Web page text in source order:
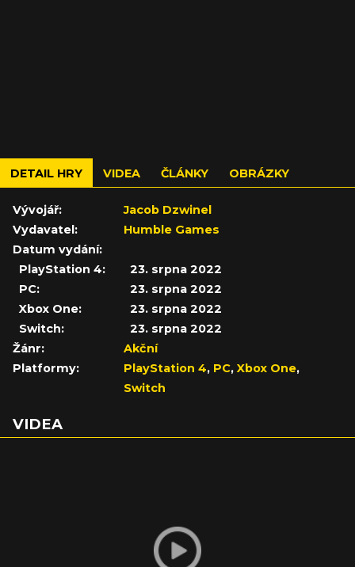
DETAIL HRY VIDEA ČLÁNKY OBRÁZKY
Vývojář:
Jacob Dzwinel
Vydavatel:
Humble Games
Datum vydání:
PlayStation 4:
23. srpna 2022
PC:
23. srpna 2022
Xbox One:
23. srpna 2022
Switch:
23. srpna 2022
Žánr:
Akční
Platformy:
PlayStation 4, PC, Xbox One,
Switch
VIDEA